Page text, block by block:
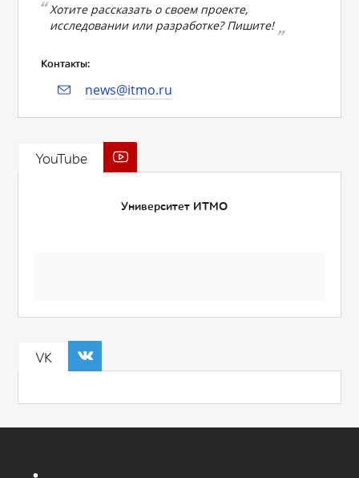
Хотите рассказать о своем проекте,
исследовании или разработке? Пишите!
Контакты:
news@itmo.ru
YouTube
Университет ИТМО
VK